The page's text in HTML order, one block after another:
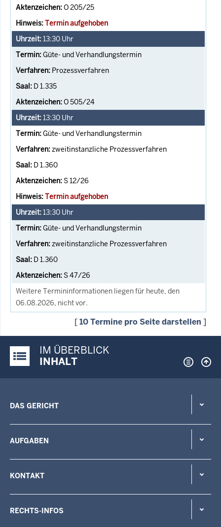
O 205/25
Termin aufgehoben
13:30 Uhr
Güte- und Verhandlungstermin
Prozessverfahren
D 1.335
O 505/24
13:30 Uhr
Güte- und Verhandlungstermin
zweitinstanzliche Prozessverfahren
D 1.360
S 12/26
Termin aufgehoben
13:30 Uhr
Güte- und Verhandlungstermin
zweitinstanzliche Prozessverfahren
D 1.360
S 47/26
Weitere Termininformationen liegen für heute, den
06.08.2026, nicht vor.
[10 Termine pro Seite darstellen ]
Justiz-Portal im Überblick:
IM ÜBERBLICK
INHALT
DAS GERICHT
AUFGABEN
KONTAKT
RECHTS-INFOS